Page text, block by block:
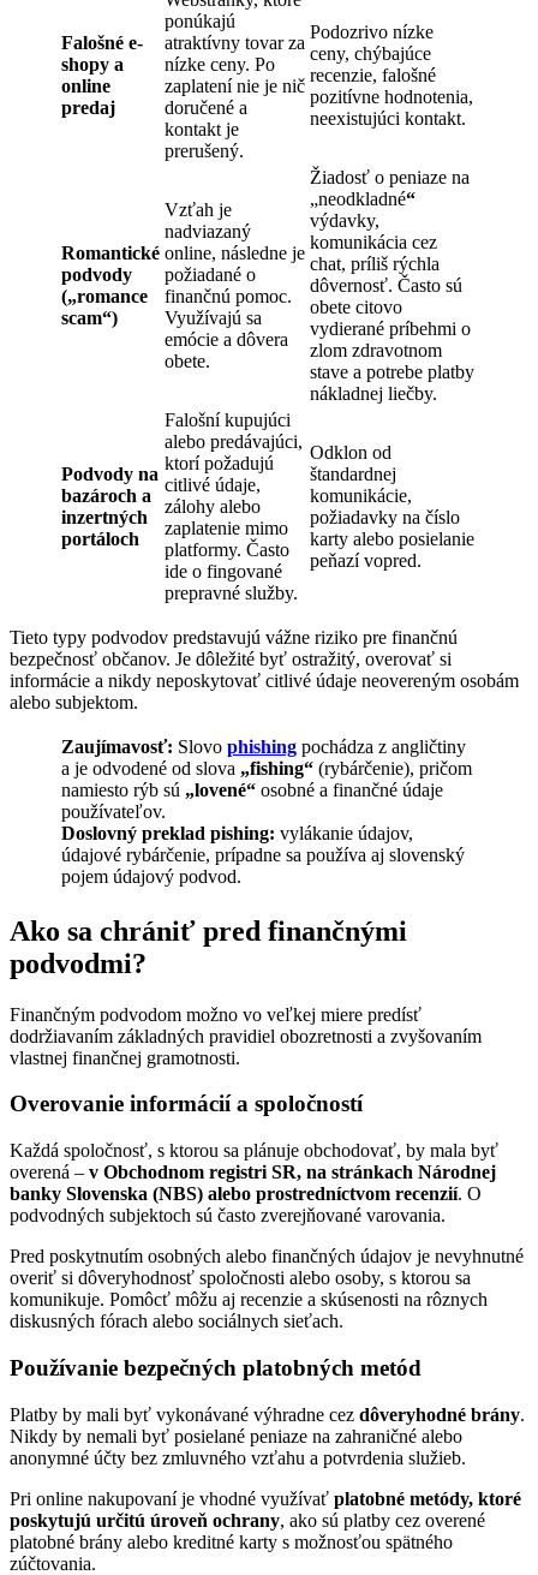
Falošné e-
shopy a
online
predaj
ponúkajú
atraktívny tovar za
nízke ceny. Po
zaplatení nie je nič
doručené a
kontakt je
prerušený.
Podozrivo nízke
ceny, chýbajúce
recenzie, falošné
pozitívne hodnotenia,
neexistujúci kontakt.
Romantické
podvody
(„romance
scam“)
Vzťah je
nadviazaný
online, následne je
požiadané o
finančnú pomoc.
Využívajú sa
emócie a dôvera
obete.
Žiadosť o peniaze na
„neodkladné“
výdavky,
komunikácia cez
chat, príliš rýchla
dôvernosť. Často sú
obete citovo
vydierané príbehmi o
zlom zdravotnom
stave a potrebe platby
nákladnej liečby.
Podvody na
bazároch a
inzertných
portáloch
Falošní kupujúci
alebo predávajúci,
ktorí požadujú
citlivé údaje,
zálohy alebo
zaplatenie mimo
platformy. Často
ide o fingované
prepravné služby.
Odklon od
štandardnej
komunikácie,
požiadavky na číslo
karty alebo posielanie
peňazí vopred.
Tieto typy podvodov predstavujú vážne riziko pre finančnú
bezpečnosť občanov. Je dôležité byť ostražitý, overovať si
informácie a nikdy neposkytovať citlivé údaje neovereným osobám
alebo subjektom.
Zaujímavosť: Slovo phishing pochádza z angličtiny
a je odvodené od slova „fishing“ (rybárčenie), pričom
namiesto rýb sú „lovené“ osobné a finančné údaje
používateľov.
Doslovný preklad pishing: vylákanie údajov,
údajové rybárčenie, prípadne sa používa aj slovenský
pojem údajový podvod.
Ako sa chrániť pred finančnými
podvodmi?
Finančným podvodom možno vo veľkej miere predísť
dodržiavaním základných pravidiel obozretnosti a zvyšovaním
vlastnej finančnej gramotnosti.
Overovanie informácií a spoločností
Každá spoločnosť, s ktorou sa plánuje obchodovať, by mala byť
overená – v Obchodnom registri SR, na stránkach Národnej
banky Slovenska (NBS) alebo prostredníctvom recenzií. O
podvodných subjektoch sú často zverejňované varovania.
Pred poskytnutím osobných alebo finančných údajov je nevyhnutné
overiť si dôveryhodnosť spoločnosti alebo osoby, s ktorou sa
komunikuje. Pomôcť môžu aj recenzie a skúsenosti na rôznych
diskusných fórach alebo sociálnych sieťach.
Používanie bezpečných platobných metód
Platby by mali byť vykonávané výhradne cez dôveryhodné brány.
Nikdy by nemali byť posielané peniaze na zahraničné alebo
anonymné účty bez zmluvného vzťahu a potvrdenia služieb.
Pri online nakupovaní je vhodné využívať platobné metódy, ktoré
poskytujú určitú úroveň ochrany, ako sú platby cez overené
platobné brány alebo kreditné karty s možnosťou spätného
zúčtovania.